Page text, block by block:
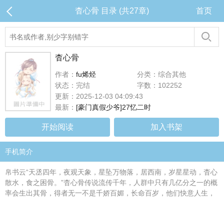
杳心骨 目录 (共27章) 首页
杳心骨
作者： fu烯烃
分类：综合其他
状态：完结
字数：102252
更新：2025-12-03 04:09:43
最新： [豪门真假少爷]27忆二时
开始阅读 加入书架
手机简介
帛书云“天丞四年，夜观天象，星坠万物落，居西南，岁星星动，杳心
散水，食之困骨。”杳心骨传说流传千年，人群中只有几亿分之一的概
率会生出其骨，得者无一不是千娇百媚，长命百岁，他们快意人生，